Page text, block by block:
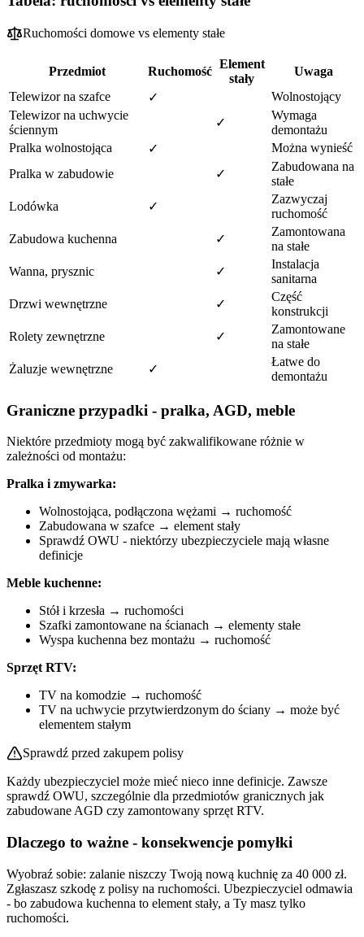
Ruchomości domowe vs elementy stałe
Przedmiot Ruchomość
Element
stały
Uwaga
Telewizor na szafce
✓
Wolnostojący
Telewizor na uchwycie
ściennym
✓
Wymaga
demontażu
Pralka wolnostojąca
✓
Można wynieść
Pralka w zabudowie
✓
Zabudowana na
stałe
Lodówka
✓
Zazwyczaj
ruchomość
Zabudowa kuchenna
✓
Zamontowana
na stałe
Wanna, prysznic
✓
Instalacja
sanitarna
Drzwi wewnętrzne
✓
Część
konstrukcji
Rolety zewnętrzne
✓
Zamontowane
na stałe
Żaluzje wewnętrzne
✓
Łatwe do
demontażu
Graniczne przypadki - pralka, AGD, meble
Niektóre przedmioty mogą być zakwalifikowane różnie w
zależności od montażu:
Pralka i zmywarka:
Wolnostojąca, podłączona wężami → ruchomość
Zabudowana w szafce → element stały
Sprawdź OWU - niektórzy ubezpieczyciele mają własne
definicje
Meble kuchenne:
Stół i krzesła → ruchomości
Szafki zamontowane na ścianach → elementy stałe
Wyspa kuchenna bez montażu → ruchomość
Sprzęt RTV:
TV na komodzie → ruchomość
TV na uchwycie przytwierdzonym do ściany → może być
elementem stałym
Sprawdź przed zakupem polisy
Każdy ubezpieczyciel może mieć nieco inne definicje. Zawsze
sprawdź OWU, szczególnie dla przedmiotów granicznych jak
zabudowane AGD czy zamontowany sprzęt RTV.
Dlaczego to ważne - konsekwencje pomyłki
Wyobraź sobie: zalanie niszczy Twoją nową kuchnię za 40 000 zł.
Zgłaszasz szkodę z polisy na ruchomości. Ubezpieczyciel odmawia
- bo zabudowa kuchenna to element stały, a Ty masz tylko
ruchomości.